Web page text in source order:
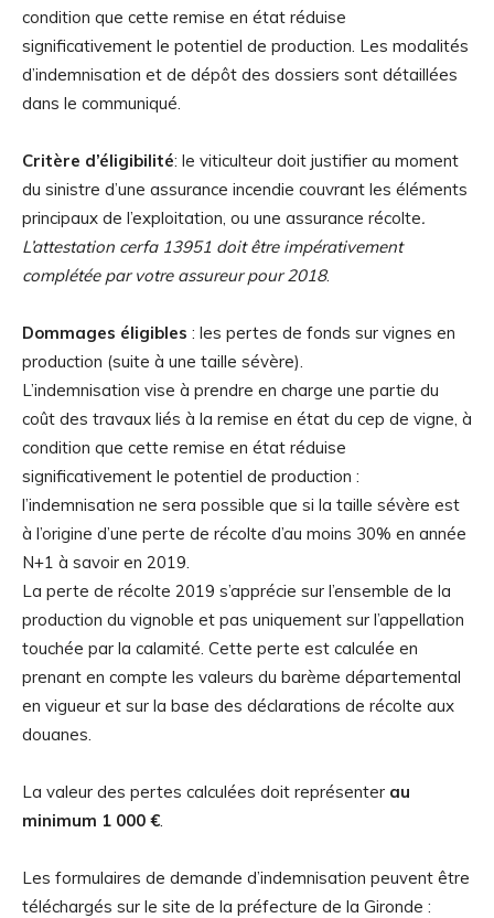
condition que cette remise en état réduise
significativement le potentiel de production. Les modalités
d’indemnisation et de dépôt des dossiers sont détaillées
dans le communiqué.
Critère d’éligibilité: le viticulteur doit justifier au moment
du sinistre d’une assurance incendie couvrant les éléments
principaux de l’exploitation, ou une assurance récolte.
L’attestation cerfa 13951 doit être impérativement
complétée par votre assureur pour 2018.
Dommages éligibles : les pertes de fonds sur vignes en
production (suite à une taille sévère).
L’indemnisation vise à prendre en charge une partie du
coût des travaux liés à la remise en état du cep de vigne, à
condition que cette remise en état réduise
significativement le potentiel de production :
l’indemnisation ne sera possible que si la taille sévère est
à l’origine d’une perte de récolte d’au moins 30% en année
N+1 à savoir en 2019.
La perte de récolte 2019 s’apprécie sur l’ensemble de la
production du vignoble et pas uniquement sur l’appellation
touchée par la calamité. Cette perte est calculée en
prenant en compte les valeurs du barème départemental
en vigueur et sur la base des déclarations de récolte aux
douanes.
La valeur des pertes calculées doit représenter au
minimum 1 000 €.
Les formulaires de demande d’indemnisation peuvent être
téléchargés sur le site de la préfecture de la Gironde :